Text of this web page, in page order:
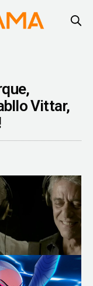
Vittar,